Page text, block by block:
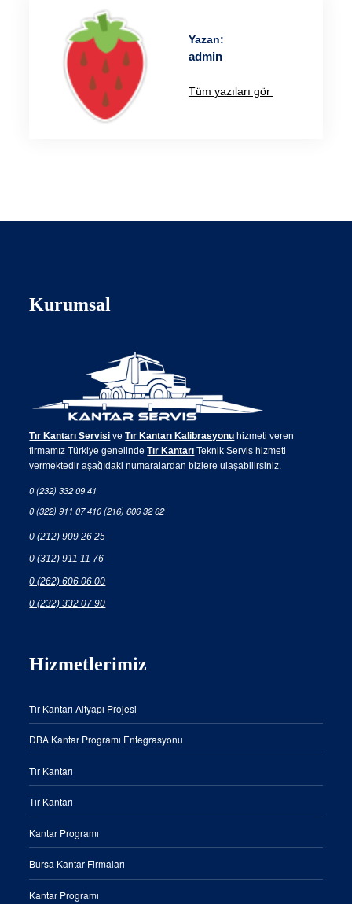
Yazan:
admin
Tüm yazıları gör
Kurumsal
Tır Kantarı Servisi veTır Kantarı Kalibrasyonu hizmeti veren
firmamız Türkiye genelindeTır Kantarı Teknik Servis hizmeti
vermektedir aşağıdaki numaralardan bizlere ulaşabilirsiniz.
0 (232) 332 09 41
0 (322) 911 07 410 (216) 606 32 62
0 (212) 909 26 25
0 (312) 911 11 76
0 (262) 606 06 00
0 (232) 332 07 90
Hizmetlerimiz
Tır Kantarı Altyapı Projesi
DBA Kantar Programı Entegrasyonu
Tır Kantarı
Tır Kantarı
Kantar Programı
Bursa Kantar Firmaları
Kantar Programı